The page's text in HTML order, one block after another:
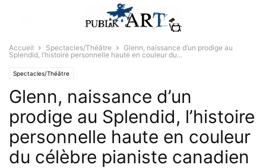
Accueil Spectacles/Théâtre
Glenn, naissance d’un prodige au
Splendid, l’histoire personnelle haute en couleur du...
Spectacles/Théâtre
Glenn, naissance d’un
prodige au Splendid, l’histoire
personnelle haute en couleur
du célèbre pianiste canadien